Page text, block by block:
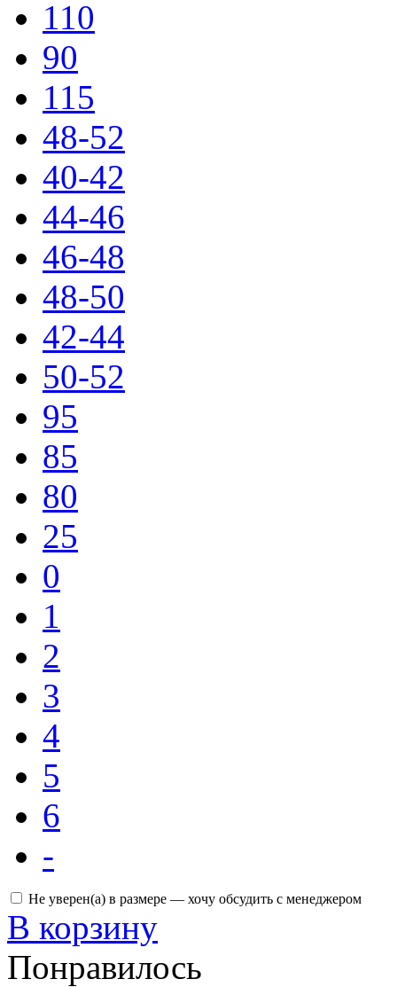
110
90
115
48-52
40-42
44-46
46-48
48-50
42-44
50-52
95
85
80
25
0
1
2
3
4
5
6
-
Не уверен(а) в размере — хочу обсудить с менеджером
В корзину
Понравилось